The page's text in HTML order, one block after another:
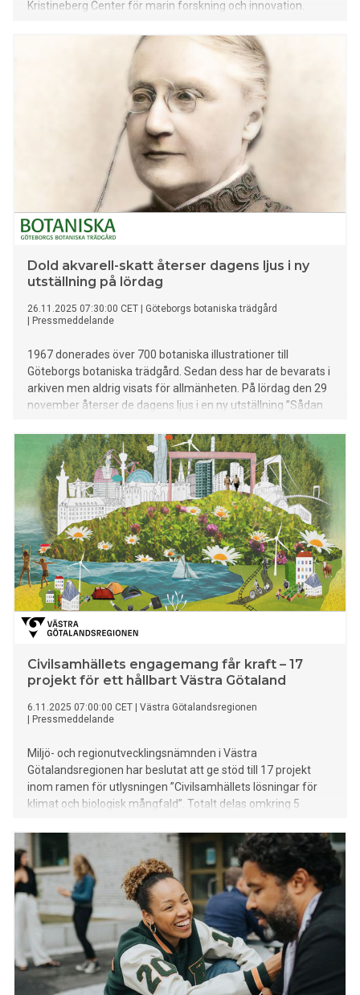
Kristineberg Center för marin forskning och innovation.
Dold akvarell-skatt återser dagens ljus i ny
utställning på lördag
26.11.2025 07:30:00 CET
Göteborgs botaniska trädgård
Pressmeddelande
1967 donerades över 700 botaniska illustrationer till
Göteborgs botaniska trädgård. Sedan dess har de bevarats i
arkiven men aldrig visats för allmänheten. På lördag den 29
november återser de dagens ljus i en ny utställning ”Sådan
Civilsamhällets engagemang får kraft – 17
projekt för ett hållbart Västra Götaland
6.11.2025 07:00:00 CET
Västra Götalandsregionen
Pressmeddelande
Miljö- och regionutvecklingsnämnden i Västra
Götalandsregionen har beslutat att ge stöd till 17 projekt
inom ramen för utlysningen ”Civilsamhällets lösningar för
klimat och biologisk mångfald”. Totalt delas omkring 5
engagemanget för klimat, natur och hållbar omställning i
Västra Götaland.